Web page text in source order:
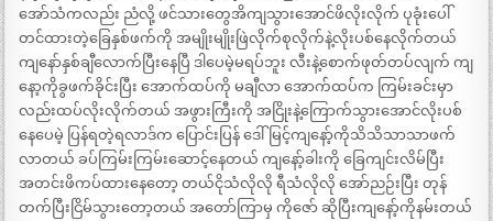
အော်သံကလည်း ညံလို့ ဖင်သားတွေအိကျသွားအောင်ဖိလိုးလိုက် ပုခုံးပေါ်
တင်ထားတဲ့ခြေနှစ်ဖက်ကို အမျိုးမျိုးဖြဲလိုက်စုလိုက်နဲ့လိုးပစ်နေလိုက်တယ်
ကျနော်နှစ်ချီလောက်ပြီးနေပြီ ဒါပေမဲ့မရပ်ဘူး လီးနဲ့စောက်ဖုတ်တပ်လျက် ကျ
နော့ကိုခွဖက်ခိုင်းပြီး အောက်ထပ်ကို မချီလာ အောက်ထပ်က ကြမ်းခင်းမှာ
လည်းထပ်လိုးလိုက်တယ် အဖွားကြီးကို အငြိုးနဲ့ကြောက်သွားအောင်လိုးပစ်
နေပေမဲ့ ပြန်ရတဲ့ရလာဒ်က ပြောင်းပြန် ဒေါ်မြင့်ကျနော့်ကိုသိသိသာသာဖက်
လာတယ် ခပ်ကြမ်းကြမ်းဆောင့်နေတယ် ကျနော့်ခါးကို ခြေကျင်းလိမ်ပြီး
အတင်းဖိကပ်ထားနေတော့ တယ်ငိုသံလိုလို ရီသံလိုလို အော်ညဉ်းပြီး တုန်
တက်ပြီးငြိမ်သွားတော့တယ် အတော်ကြာမှ ကိုဇော် ဆိုပြီးကျနော့်ကိုနမ်းတယ်